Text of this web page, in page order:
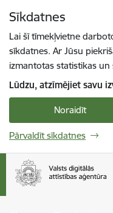
Sīkdatnes
Lai šī tīmekļvietne
sīkdatnes. Ar Jūsu
izmantotas statistikas
Lūdzu, atzīmējiet savu
Noraidīt
Pārvaldīt sīkdatnes